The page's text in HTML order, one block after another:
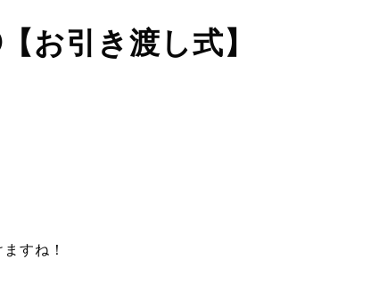
お引き渡し式】
すね！